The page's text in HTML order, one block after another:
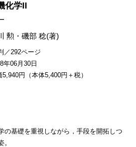
化学II
勲 ・磯部 稔(著)
／292ページ
年06月30日
5,940円（本体5,400円＋税）
の基礎を重視しながら，手段を開拓しつ